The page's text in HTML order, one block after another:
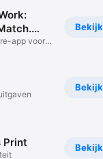
Bekijk
app voor
Bekijk
Bekijk
Print